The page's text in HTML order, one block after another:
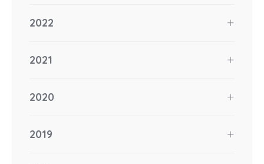
2022
2021
2020
2019